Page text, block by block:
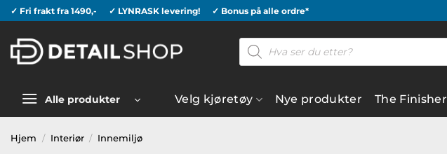
Skip
to
content
✓ Fri frakt fra 1490,- ✓ LYNRASK levering! ✓ Bonus på alle ordre*
Products
search
Alle produkter Velg kjøretøy Nye produkter The Finisher
Hjem / Interiør / Innemiljø